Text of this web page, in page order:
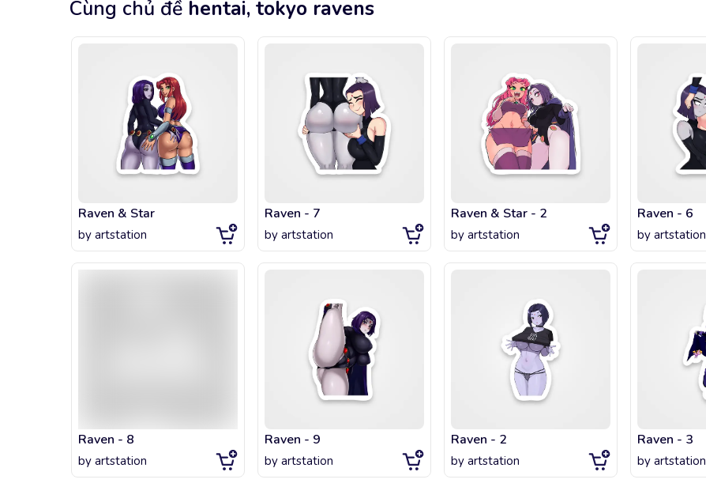
Cùng chủ đề hentai, tokyo ravens
Raven & Star
by artstation
Raven - 8
by artstation
Raven - 7
by artstation
Raven - 9
by artstation
Raven & Star - 2
by artstation
Raven - 2
by artstation
Raven - 6
by artstation
Raven - 3
by artstation